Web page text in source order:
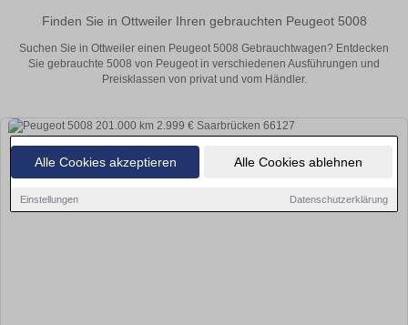
Alle Cookies akzeptieren Alle Cookies ablehnen
Einstellungen Datenschutzerklärung
Finden Sie in Ottweiler Ihren gebrauchten Peugeot 5008
Suchen Sie in Ottweiler einen Peugeot 5008 Gebrauchtwagen? Entdecken
Sie gebrauchte 5008 von Peugeot in verschiedenen Ausführungen und
Preisklassen von privat und vom Händler.